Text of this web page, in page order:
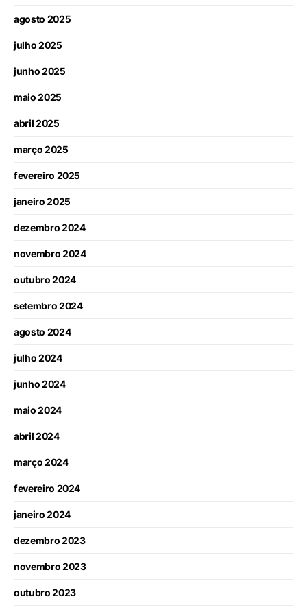
agosto 2025
julho 2025
junho 2025
maio 2025
abril 2025
março 2025
fevereiro 2025
janeiro 2025
dezembro 2024
novembro 2024
outubro 2024
setembro 2024
agosto 2024
julho 2024
junho 2024
maio 2024
abril 2024
março 2024
fevereiro 2024
janeiro 2024
dezembro 2023
novembro 2023
outubro 2023